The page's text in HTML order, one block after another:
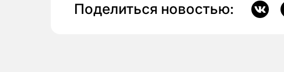
Поделиться новостью: